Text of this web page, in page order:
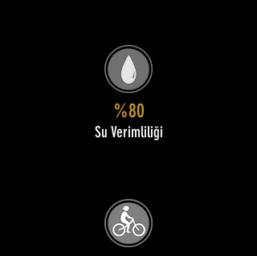
%80
Su Verimliliği